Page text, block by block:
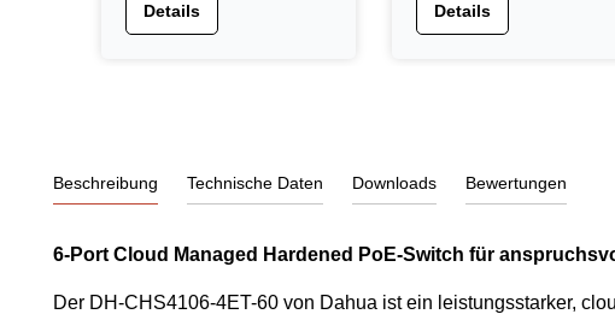
Details Details
Beschreibung Technische Daten Downloads Bewertungen
6-Port Cloud Managed Hardened PoE-Switch für
Der DH-CHS4106-4ET-60 von Dahua ist ein leistungsstarker,